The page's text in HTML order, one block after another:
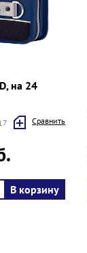
на 24
Cравнить
В корзину